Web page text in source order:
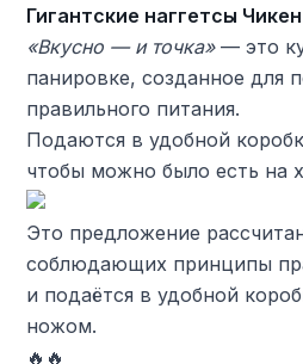
Гигантские наггетсы
«Вкусно — и точка»— это
панировке, созданное для
правильного питания.
Подаются в удобной
чтобы можно было есть на
Это предложение
соблюдающих принципы
и подаётся в удобной
ножом.
🔥🔥